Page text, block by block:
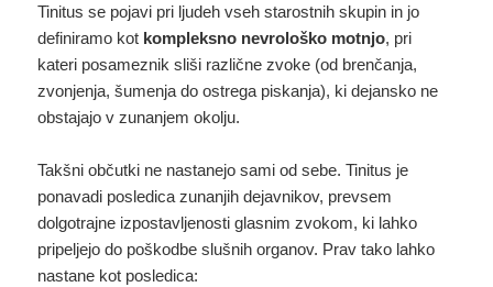
Tinitus se pojavi pri ljudeh vseh starostnih skupin in jo
definiramo kot kompleksno nevrološko motnjo, pri
kateri posameznik sliši različne zvoke (od brenčanja,
zvonjenja, šumenja do ostrega piskanja), ki dejansko ne
obstajajo v zunanjem okolju.
Takšni občutki ne nastanejo sami od sebe. Tinitus je
ponavadi posledica zunanjih dejavnikov, prevsem
dolgotrajne izpostavljenosti glasnim zvokom, ki lahko
pripeljejo do poškodbe slušnih organov. Prav tako lahko
nastane kot posledica: